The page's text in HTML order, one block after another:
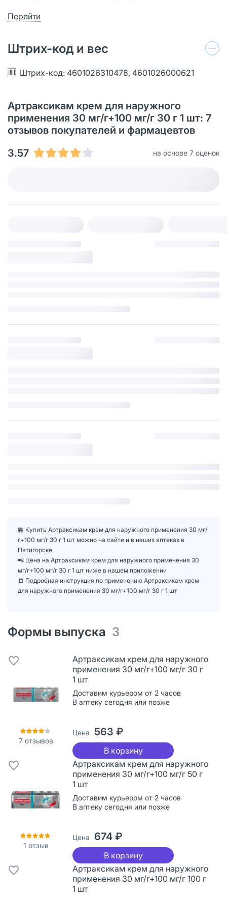
Перейти
Штрих-код и вес
Штрих-код: 4601026310478, 4601026000621
Артраксикам крем для наружного
применения 30 мг/г+100 мг/г 30 г 1 шт: 7
отзывов покупателей и фармацевтов
3.57
на основе 7 оценок
🏪 Купить Артраксикам крем для наружного применения 30 мг/
г+100 мг/г 30 г 1 шт можно на сайте и в наших аптеках в
Пятигорске
📲 Цена на Артраксикам крем для наружного применения 30
мг/г+100 мг/г 30 г 1 шт ниже в нашем приложении
📒 Подробная инструкция по применению Артраксикам крем
для наружного применения 30 мг/г+100 мг/г 30 г 1 шт
Формы выпуска 3
7 отзывов
Артраксикам крем для наружного
применения 30 мг/г+100 мг/г 30 г
1 шт
Доставим курьером от 2 часов
В аптеку сегодня или позже
Цена 563 ₽
В корзину
1 отзыв
Артраксикам крем для наружного
применения 30 мг/г+100 мг/г 50 г
1 шт
Доставим курьером от 2 часов
В аптеку сегодня или позже
Цена 674 ₽
В корзину
Артраксикам крем для наружного
применения 30 мг/г+100 мг/г 100 г
1 шт